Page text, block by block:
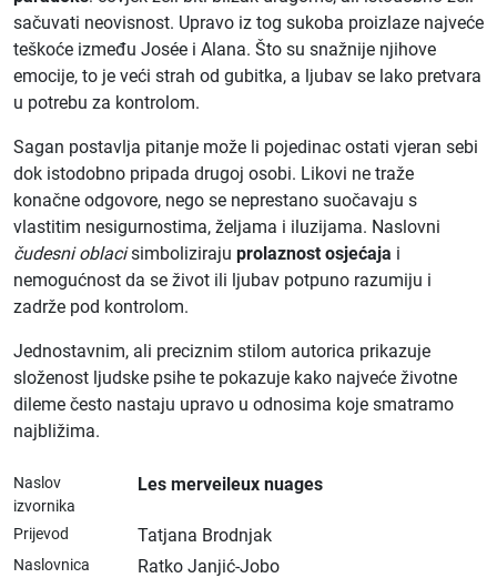
sačuvati neovisnost. Upravo iz tog sukoba proizlaze najveće
teškoće između Josée i Alana. Što su snažnije njihove
emocije, to je veći strah od gubitka, a ljubav se lako pretvara
u potrebu za kontrolom.
Sagan postavlja pitanje može li pojedinac ostati vjeran sebi
dok istodobno pripada drugoj osobi. Likovi ne traže
konačne odgovore, nego se neprestano suočavaju s
vlastitim nesigurnostima, željama i iluzijama. Naslovni
čudesni oblacisimboliziraju prolaznost osjećaja i
nemogućnost da se život ili ljubav potpuno razumiju i
zadrže pod kontrolom.
Jednostavnim, ali preciznim stilom autorica prikazuje
složenost ljudske psihe te pokazuje kako najveće životne
dileme često nastaju upravo u odnosima koje smatramo
najbližima.
Naslov
izvornika
Les merveileux nuages
Prijevod Tatjana Brodnjak
Naslovnica Ratko Janjić-Jobo